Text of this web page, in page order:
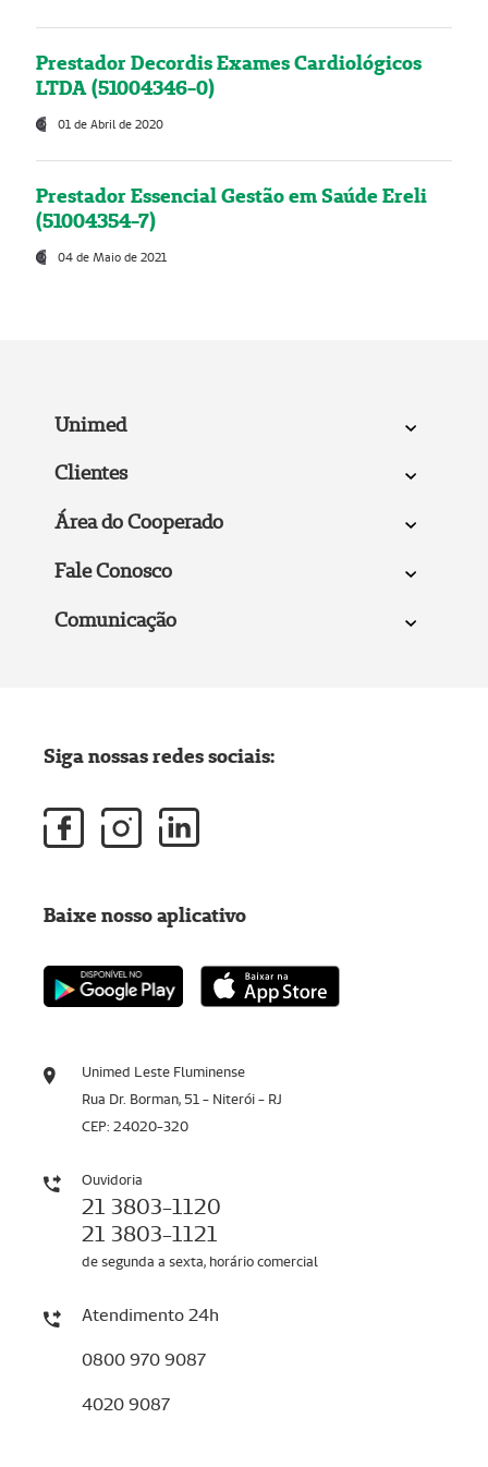
Prestador Decordis Exames Cardiológicos
LTDA (51004346-0)
01 de Abril de 2020
Prestador Essencial Gestão em Saúde Ereli
(51004354-7)
04 de Maio de 2021
Unimed
Clientes
Área do Cooperado
Fale Conosco
Comunicação
Unimed Leste Fluminense
Rua Dr. Borman, 51 - Niterói - RJ
CEP: 24020-320
Ouvidoria
21 3803-1120
21 3803-1121
de segunda a sexta, horário comercial
Atendimento 24h
0800 970 9087
4020 9087
Siga nossas redes sociais:
Baixe nosso aplicativo